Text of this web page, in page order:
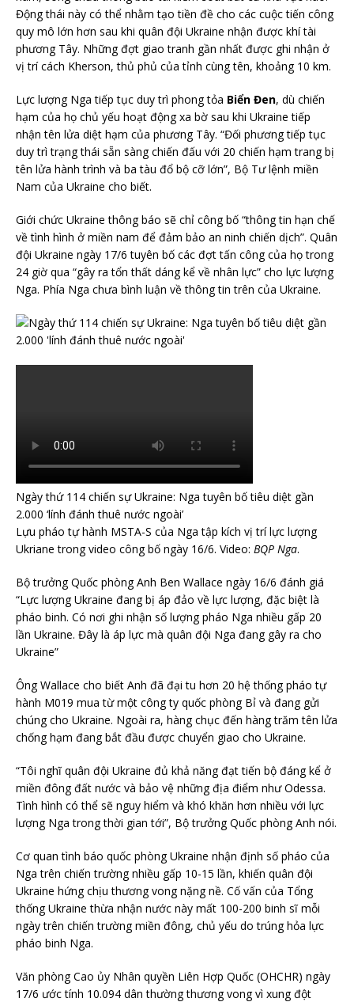
Động thái này có thể nhằm tạo tiền đề cho các cuộc tiến công
quy mô lớn hơn sau khi quân đội Ukraine nhận được khí tài
phương Tây. Những đợt giao tranh gần nhất được ghi nhận ở
vị trí cách Kherson, thủ phủ của tỉnh cùng tên, khoảng 10 km.
Lực lượng Nga tiếp tục duy trì phong tỏa Biển Đen, dù chiến
hạm của họ chủ yếu hoạt động xa bờ sau khi Ukraine tiếp
nhận tên lửa diệt hạm của phương Tây. “Đối phương tiếp tục
duy trì trạng thái sẵn sàng chiến đấu với 20 chiến hạm trang bị
tên lửa hành trình và ba tàu đổ bộ cỡ lớn”, Bộ Tư lệnh miền
Nam của Ukraine cho biết.
Giới chức Ukraine thông báo sẽ chỉ công bố “thông tin hạn chế
về tình hình ở miền nam để đảm bảo an ninh chiến dịch”. Quân
đội Ukraine ngày 17/6 tuyên bố các đợt tấn công của họ trong
24 giờ qua “gây ra tổn thất dáng kể về nhân lực” cho lực lượng
Nga. Phía Nga chưa bình luận về thông tin trên của Ukraine.
Ngày thứ 114 chiến sự Ukraine: Nga tuyên bố tiêu diệt gần
2.000 ‘lính đánh thuê nước ngoài’
Lựu pháo tự hành MSTA-S của Nga tập kích vị trí lực lượng
Ukriane trong video công bố ngày 16/6. Video: BQP Nga.
Bộ trưởng Quốc phòng Anh Ben Wallace ngày 16/6 đánh giá
“Lực lượng Ukraine đang bị áp đảo về lực lượng, đặc biệt là
pháo binh. Có nơi ghi nhận số lượng pháo Nga nhiều gấp 20
lần Ukraine. Đây là áp lực mà quân đội Nga đang gây ra cho
Ukraine”
Ông Wallace cho biết Anh đã đại tu hơn 20 hệ thống pháo tự
hành M019 mua từ một công ty quốc phòng Bỉ và đang gửi
chúng cho Ukraine. Ngoài ra, hàng chục đến hàng trăm tên lửa
chống hạm đang bắt đầu được chuyển giao cho Ukraine.
“Tôi nghĩ quân đội Ukraine đủ khả năng đạt tiến bộ đáng kể ở
miền đông đất nước và bảo vệ những địa điểm như Odessa.
Tình hình có thể sẽ nguy hiểm và khó khăn hơn nhiều với lực
lượng Nga trong thời gian tới”, Bộ trưởng Quốc phòng Anh nói.
Cơ quan tình báo quốc phòng Ukraine nhận định số pháo của
Nga trên chiến trường nhiều gấp 10-15 lần, khiến quân đội
Ukraine hứng chịu thương vong nặng nề. Cố vấn của Tổng
thống Ukraine thừa nhận nước này mất 100-200 binh sĩ mỗi
ngày trên chiến trường miền đông, chủ yếu do trúng hỏa lực
pháo binh Nga.
Văn phòng Cao ủy Nhân quyền Liên Hợp Quốc (OHCHR) ngày
17/6 ước tính 10.094 dân thường thương vong vì xung đột